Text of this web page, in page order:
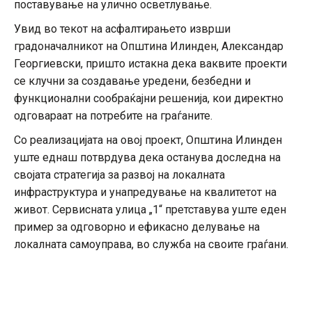
поставување на улично осветлување.
Увид во текот на асфалтирањето изврши
градоначалникот на Општина Илинден, Александар
Георгиевски, пришто истакна дека ваквите проекти
се клучни за создавање уредени, безбедни и
функционални сообраќајни решенија, кои директно
одговараат на потребите на граѓаните.
Со реализацијата на овој проект, Општина Илинден
уште еднаш потврдува дека останува доследна на
својата стратегија за развој на локалната
инфраструктура и унапредување на квалитетот на
живот. Сервисната улица „1“ претставува уште еден
пример за одговорно и ефикасно делување на
локалната самоуправа, во служба на своите граѓани.